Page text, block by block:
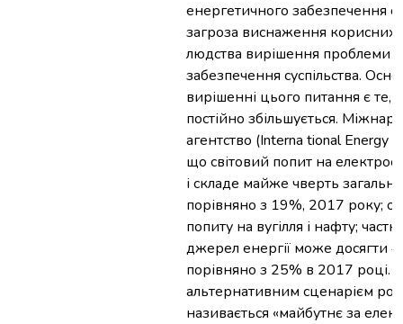
енергетичного забезпечення
загроза виснаження корисних
людства вирішення проблеми
забезпечення суспільства.
вирішенні цього питання є те,
постійно збільшується.
агентство (Interna tional Energy
що світовий попит на
і складе майже чверть
порівняно з 19%, 2017 року;
попиту на вугілля і нафту;
джерел енергії може досягти
порівняно з 25% в 2017
альтернативним сценарієм
називається «майбутнє за